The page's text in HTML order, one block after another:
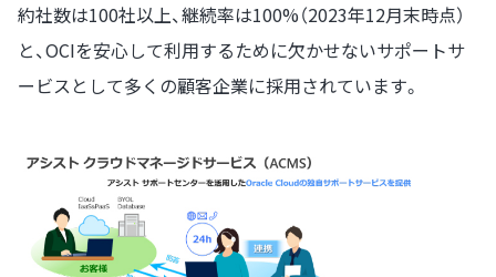
約社数は100社以上、継続率は100%（2023年12月末時点）
と、OCIを安心して利用するために欠かせないサポートサ
ービスとして多くの顧客企業に採用されています。